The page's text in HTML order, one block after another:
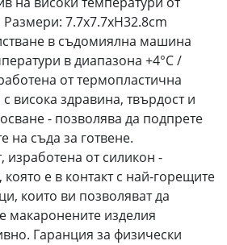
7.7x7.7xH32.8cm
в съдомиялна машина
в диапазона +4°C /
от термопластична
висока здравина, твърдост и
- позволява да подпрете
на съда за готвене.
изработена от силикон -
която е в контакт с най-горещите
които ви позволяват да
макаронените изделия
Гаранция за физически